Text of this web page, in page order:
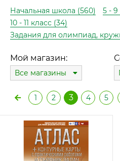
Начальная школа (560)
5 - 9
10 - 11 класс (34)
Задания для олимпиад,
Мой магазин:
Все магазины
1 2 3 4 5